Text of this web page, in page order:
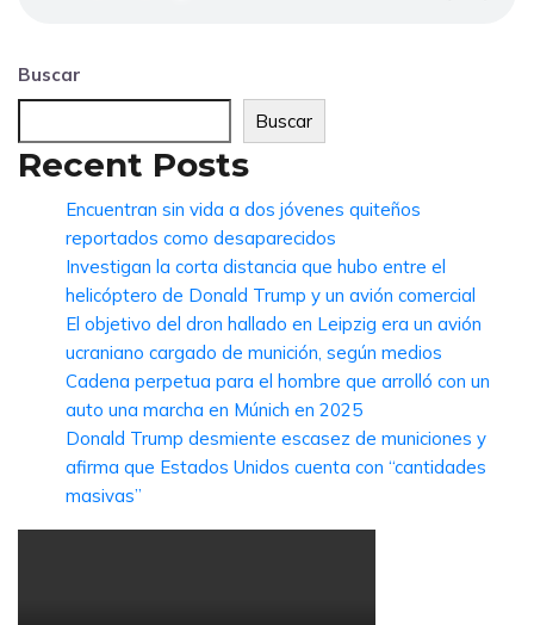
Buscar
Buscar
Recent Posts
Encuentran sin vida a dos jóvenes quiteños
reportados como desaparecidos
Investigan la corta distancia que hubo entre el
helicóptero de Donald Trump y un avión comercial
El objetivo del dron hallado en Leipzig era un avión
ucraniano cargado de munición, según medios
Cadena perpetua para el hombre que arrolló con un
auto una marcha en Múnich en 2025
Donald Trump desmiente escasez de municiones y
afirma que Estados Unidos cuenta con “cantidades
masivas”